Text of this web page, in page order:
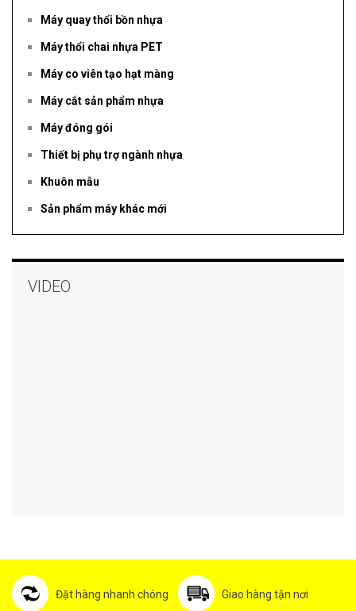
Máy quay thổi bồn nhựa
Máy thổi chai nhựa PET
Máy co viên tạo hạt màng
Máy cắt sản phẩm nhựa
Máy đóng gói
Thiết bị phụ trợ ngành nhựa
Khuôn mẫu
Sản phẩm máy khác mới
VIDEO
Đặt hàng nhanh chóng Giao hàng tận nơi